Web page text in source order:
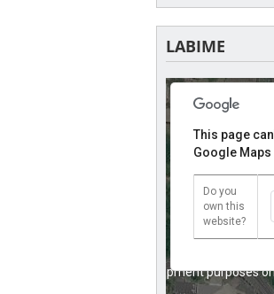
LABIME
For development purposes
For development purposes
This page
Google
Do you
own this
website?